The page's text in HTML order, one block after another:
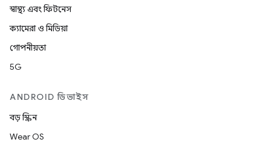
স্বাস্থ্য এবং ফিটনেস
ক্যামেরা ও মিডিয়া
গোপনীয়তা
5G
ANDROID ডিভাইস
বড় স্ক্রিন
Wear OS